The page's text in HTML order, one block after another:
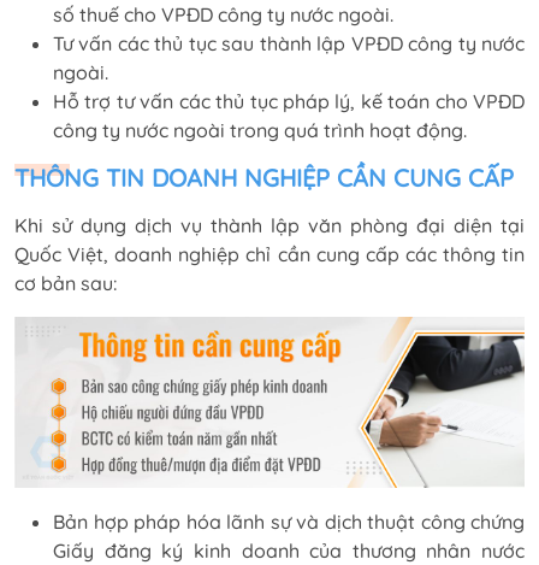
số thuế cho VPĐD công ty nước ngoài.
Tư vấn các thủ tục sau thành lập VPĐD công ty nước
ngoài.
Hỗ trợ tư vấn các thủ tục pháp lý, kế toán cho VPĐD
công ty nước ngoài trong quá trình hoạt động.
THÔNG TIN DOANH NGHIỆP CẦN CUNG CẤP
Khi sử dụng dịch vụ thành lập văn phòng đại diện tại
Quốc Việt, doanh nghiệp chỉ cần cung cấp các thông tin
cơ bản sau:
Bản hợp pháp hóa lãnh sự và dịch thuật công chứng
Giấy đăng ký kinh doanh của thương nhân nước